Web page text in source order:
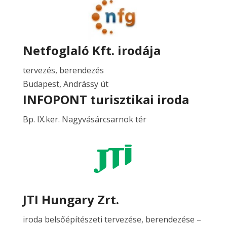
Netfoglaló Kft. irodája
tervezés, berendezés
Budapest, Andrássy út
INFOPONT turisztikai iroda
Bp. IX.ker. Nagyvásárcsarnok tér
JTI Hungary Zrt.
iroda belsőépítészeti tervezése, berendezése –